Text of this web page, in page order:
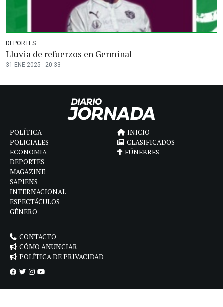
DEPORTES
Lluvia de refuerzos en Germinal
31 ENE 2025 - 20:33
POLÍTICA
POLICIALES
ECONOMIA
DEPORTES
MAGAZINE
SAPIENS
INTERNACIONAL
ESPECTÁCULOS
GÉNERO
INICIO
CLASIFICADOS
FÚNEBRES
CONTACTO
CÓMO ANUNCIAR
POLÍTICA DE PRIVACIDAD